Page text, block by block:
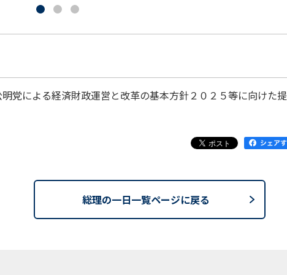
党による経済財政運営と改革の基本方針２０２５等に向けた
総理の一日一覧ページに戻る